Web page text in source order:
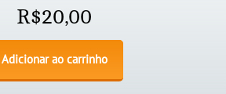
R$20,00
Adicionar ao carrinho